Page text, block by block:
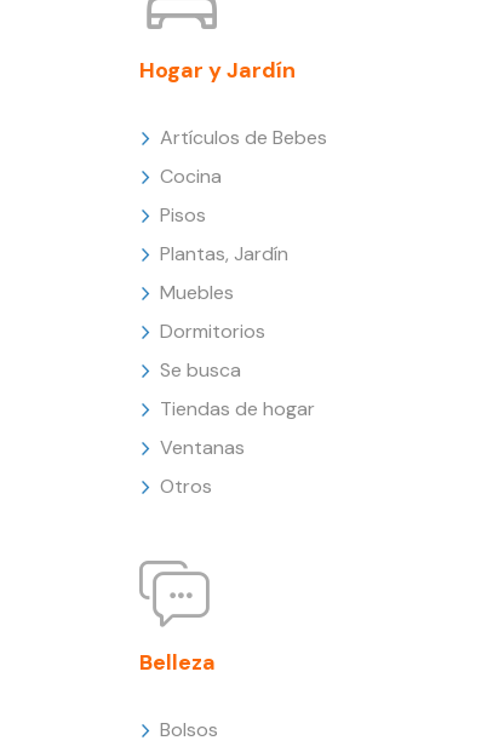
Hogar y Jardín
Artículos de Bebes
Cocina
Pisos
Plantas, Jardín
Muebles
Dormitorios
Se busca
Tiendas de hogar
Ventanas
Otros
Belleza
Bolsos